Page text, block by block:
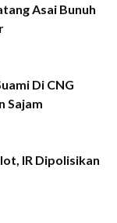
Asai Bunuh
Di CNG
Sajam
IR Dipolisikan